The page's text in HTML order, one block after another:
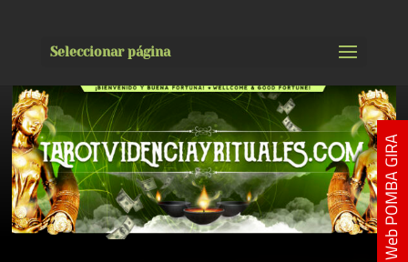
Seleccionar página
Web POMBA GIRA